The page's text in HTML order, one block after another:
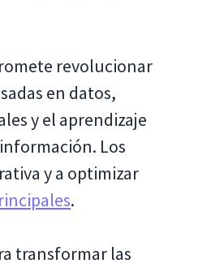
revolucionar
en datos,
y el aprendizaje
Los
y a optimizar
.
transformar las